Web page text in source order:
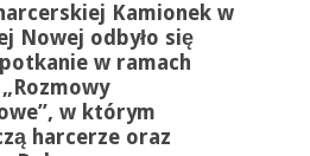
Kamionek w
Nowej odbyło się
w ramach
w którym
harcerze oraz